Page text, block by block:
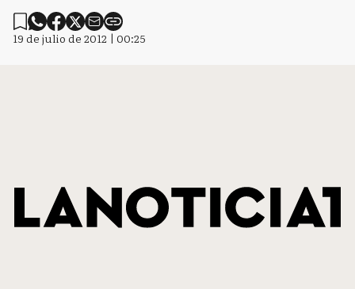
19 de julio de 2012 | 00:25